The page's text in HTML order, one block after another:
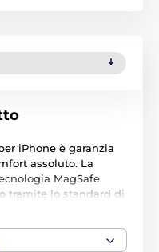
iPhone è garanzia
assoluto. La
MagSafe
tramite lo standard di
lo smartphone alla